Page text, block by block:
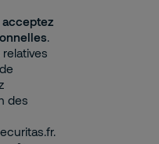
acceptez
.
des